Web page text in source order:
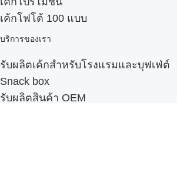
เค้กโฟโต้ 100 แบบ
บริการของเรา
รับผลิตเค้กสำหรับโรงแรมและบุฟเฟ่ต์
Snack box
รับผลิตสินค้า OEM